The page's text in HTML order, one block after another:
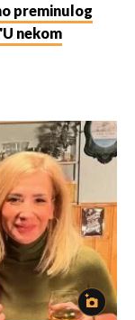
preminulog
nekom